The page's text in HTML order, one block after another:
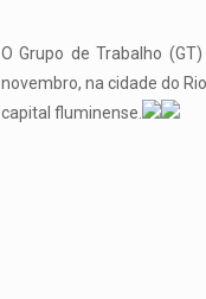
O Grupo de Trabalho
novembro, na cidade do
capital fluminense.